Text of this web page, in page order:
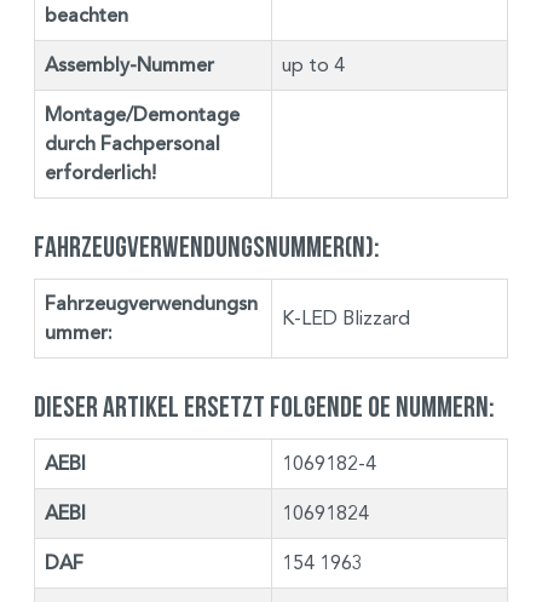
beachten
Assembly-Nummer up to 4
Montage/Demontage
durch Fachpersonal
erforderlich!
Fahrzeugverwendungsnummer(n):
Fahrzeugverwendungsn
ummer:
K-LED Blizzard
Dieser Artikel ersetzt folgende OE Nummern:
AEBI 1069182-4
AEBI 10691824
DAF 154 1963